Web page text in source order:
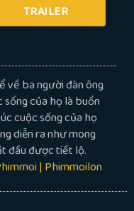
TRAILER
về ba người đàn ông
của họ là buồn
cuộc sống của họ
diễn ra như mong
đầu được tiết lộ.
| Phimmoilon